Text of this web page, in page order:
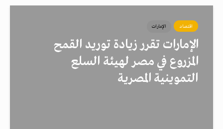
اقتصاد الإمارات
الإمارات تقرر زيادة توريد القمح
المزروع في مصر لهيئة السلع
التموينية المصرية